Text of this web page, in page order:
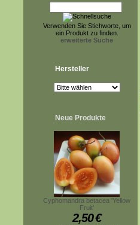
Verwenden Sie Stichworte, um
ein Produkt zu finden.
erweiterte Suche
Hersteller
Neue Produkte
Cyphomandra betacea 'Yellow
Fruit'
2,50€